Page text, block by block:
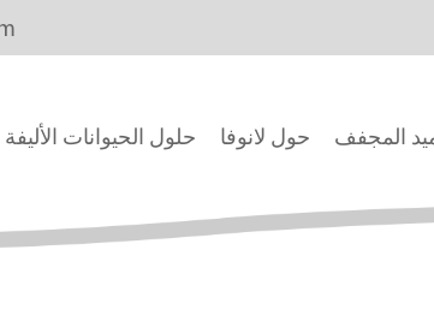
حلول الحيوانات الأليفة حول لانوفا المجفف